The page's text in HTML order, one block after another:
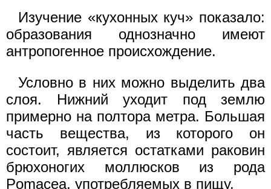
Изучение «кухонных куч» показало:
образования однозначно имеют
антропогенное происхождение.
Условно в них можно выделить два
слоя. Нижний уходит под землю
примерно на полтора метра. Большая
часть вещества, из которого он
состоит, является остатками раковин
брюхоногих моллюсков из рода
Pomacea, употребляемых в пищу.